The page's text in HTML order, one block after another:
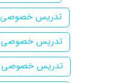
تدریس خصوصی IELTS مصباح کرج
تدریس خصوصی IELTS مهرشهر کرج
تدریس خصوصی IELTS عظیمیه کرج